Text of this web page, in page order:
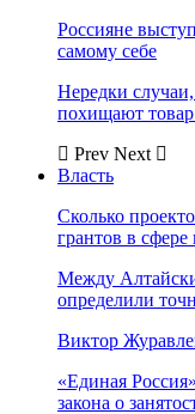
Россияне
самому себе
Нередки
похищают
Prev Next
Власть
Сколько
грантов в сфере
Между
определили
Виктор
«Единая
закона о